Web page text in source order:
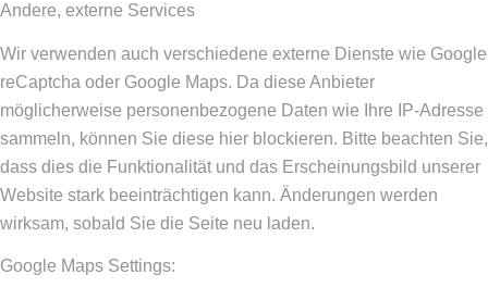
Andere, externe Services
Wir verwenden auch verschiedene externe Dienste wie Google
reCaptcha oder Google Maps. Da diese Anbieter
möglicherweise personenbezogene Daten wie Ihre IP-Adresse
sammeln, können Sie diese hier blockieren. Bitte beachten Sie,
dass dies die Funktionalität und das Erscheinungsbild unserer
Website stark beeinträchtigen kann. Änderungen werden
wirksam, sobald Sie die Seite neu laden.
Google Maps Settings: